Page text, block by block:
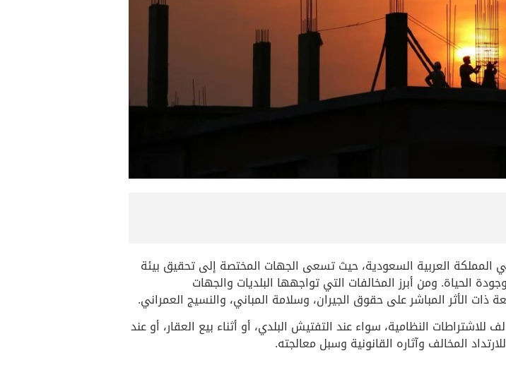
المملكة العربية السعودية، حيث تسعى الجهات المختصة إلى تحقيق بيئة
الحياة. ومن أبرز المخالفات التي تواجهها البلديات والجهات
ذات الأثر المباشر على حقوق الجيران، وسلامة المباني، والنسيج العمراني.
للاشتراطات النظامية، سواء عند التفتيش البلدي، أو أثناء بيع العقار، أو عند
المخالف وآثاره القانونية وسبل معالجته.